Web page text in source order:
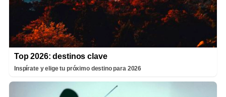
Top 2026: destinos clave
Inspírate y elige tu próximo destino para 2026